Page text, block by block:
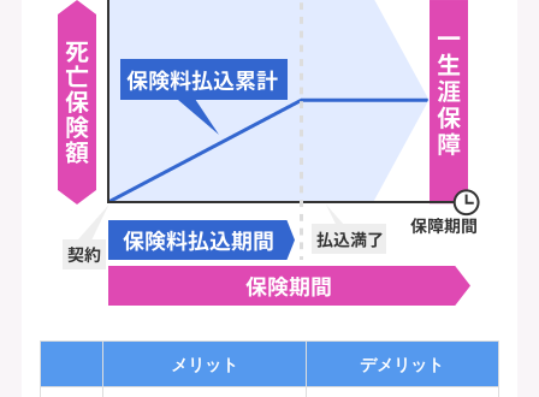
メリット デメリット